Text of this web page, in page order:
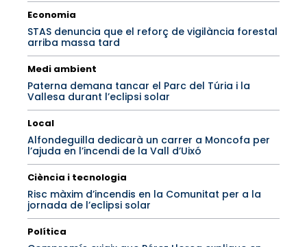
Economia
STAS denuncia que el reforç de vigilància forestal
arriba massa tard
Medi ambient
Paterna demana tancar el Parc del Túria i la
Vallesa durant l’eclipsi solar
Local
Alfondeguilla dedicarà un carrer a Moncofa per
l’ajuda en l’incendi de la Vall d’Uixó
Ciència i tecnologia
Risc màxim d’incendis en la Comunitat per a la
jornada de l’eclipsi solar
Política